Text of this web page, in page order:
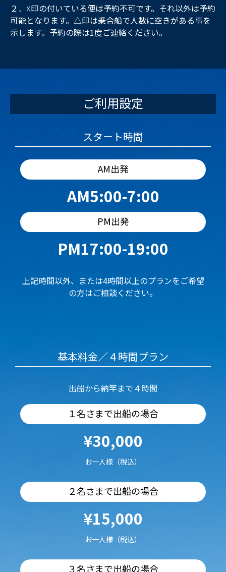
２．☓印の付いている便は予約不可です。それ以外は予約
可能となります。△印は乗合船で人数に空きがある事を
示します。予約の際は1度ご連絡ください。
ご利用設定
スタート時間
AM出発
AM5:00-7:00
PM出発
PM17:00-19:00
上記時間以外、または4時間以上のプランをご希望
の方はご相談ください。
基本料金／４時間プラン
出船から納竿まで４時間
１名さまで出船の場合
¥30,000
お一人様（税込）
２名さまで出船の場合
¥15,000
お一人様（税込）
３名さまで出船の場合